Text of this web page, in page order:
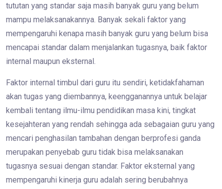
tututan yang standar saja masih banyak guru yang belum
mampu melaksanakannya. Banyak sekali faktor yang
mempengaruhi kenapa masih banyak guru yang belum bisa
mencapai standar dalam menjalankan tugasnya, baik faktor
internal maupun eksternal.
Faktor internal timbul dari guru itu sendiri, ketidakfahaman
akan tugas yang diembannya, keengganannya untuk belajar
kembali tentang ilmu-ilmu pendidikan masa kini, tingkat
kesejahteran yang rendah sehingga ada sebagaian guru yang
mencari penghasilan tambahan dengan berprofesi ganda
merupakan penyebab guru tidak bisa melaksanakan
tugasnya sesuai dengan standar. Faktor eksternal yang
mempengaruhi kinerja guru adalah sering berubahnya